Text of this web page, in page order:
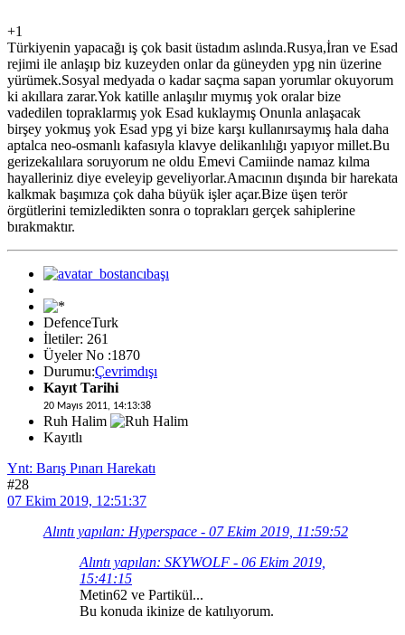
+1
Türkiyenin yapacağı iş çok basit üstadım aslında.Rusya,İran ve Esad
rejimi ile anlaşıp biz kuzeyden onlar da güneyden ypg nin üzerine
yürümek.Sosyal medyada o kadar saçma sapan yorumlar okuyorum
ki akıllara zarar.Yok katille anlaşılır mıymış yok oralar bize
vadedilen topraklarmış yok Esad kuklaymış Onunla anlaşacak
birşey yokmuş yok Esad ypg yi bize karşı kullanırsaymış hala daha
aptalca neo-osmanlı kafasıyla klavye delikanlılığı yapıyor millet.Bu
gerizekalılara soruyorum ne oldu Emevi Camiinde namaz kılma
hayalleriniz diye eveleyip geveliyorlar.Amacının dışında bir harekata
kalkmak başımıza çok daha büyük işler açar.Bize üşen terör
örgütlerini temizledikten sonra o toprakları gerçek sahiplerine
bırakmaktır.
DefenceTurk
İletiler: 261
Üyeler No :1870
Durumu:Çevrimdışı
Kayıt Tarihi
20 Mayıs 2011, 14:13:38
Ruh Halim
Kayıtlı
Ynt: Barış Pınarı Harekatı
#28
07 Ekim 2019, 12:51:37
Alıntı yapılan: Hyperspace - 07 Ekim 2019, 11:59:52
Alıntı yapılan: SKYWOLF - 06 Ekim 2019,
15:41:15
Metin62 ve Partikül...
Bu konuda ikinize de katılıyorum.